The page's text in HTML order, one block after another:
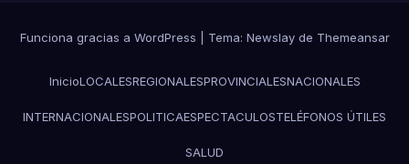
Funciona gracias a WordPress Tema: Newslayde Themeansar
InicioLOCALESREGIONALESPROVINCIALESNACIONALES
INTERNACIONALESPOLITICAESPECTACULOSTELÉFONOS ÚTILES
SALUD